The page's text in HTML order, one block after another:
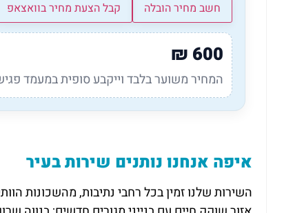
חשב מחיר הובלה קבל הצעת מחיר בוואצאפ
600
₪
המחיר משוער בלבד וייקבע סופית במעמד
איפה אנחנו נותנים שירות בעיר
השירות שלנו זמין בכל רחבי נתיבות, מהשכונות